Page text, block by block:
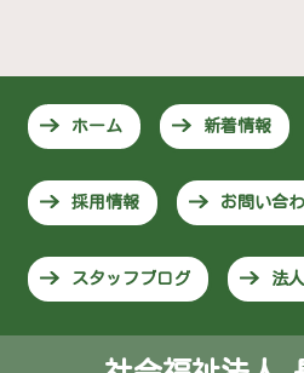
ホーム 新着情報
採用情報 お問い合
スタッフブログ 法